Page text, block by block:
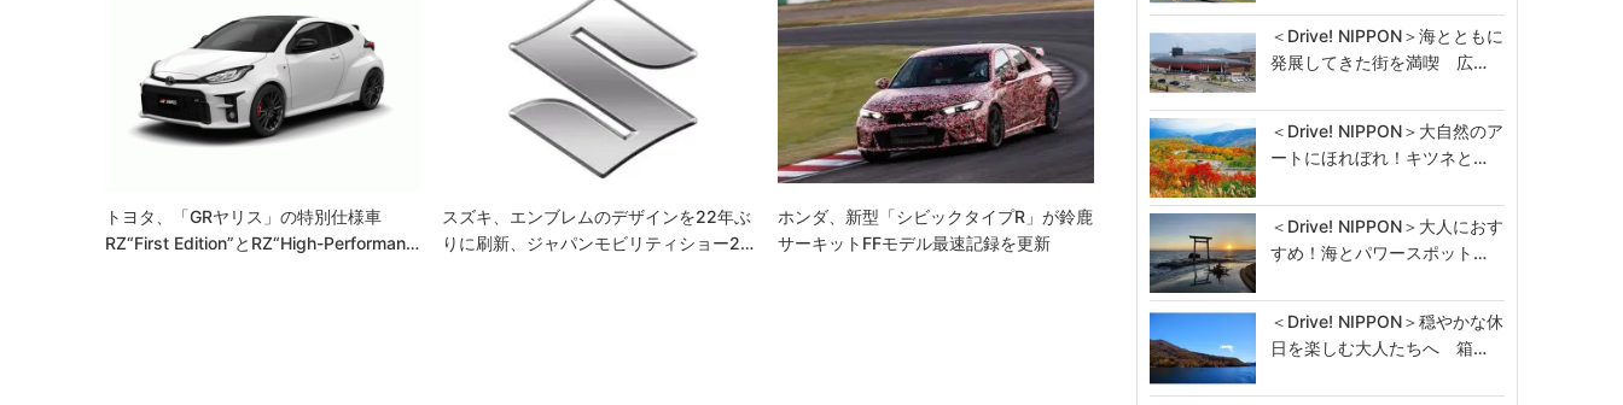
シ
ョ
トヨタ、「GRヤリス」の特別仕様車
RZ“First Edition”とRZ“High-Performan…
スズキ、エンブレムのデザインを22年ぶ
りに刷新、ジャパンモビリティショー2…
ホンダ、新型「シビックタイプR」が鈴鹿
サーキットFFモデル最速記録を更新
＜Drive! NIPPON＞海とともに
発展してきた街を満喫 広…
＜Drive! NIPPON＞大自然のア
ートにほれぼれ！キツネと…
＜Drive! NIPPON＞大人におす
すめ！海とパワースポット…
＜Drive! NIPPON＞穏やかな休
日を楽しむ大人たちへ 箱…